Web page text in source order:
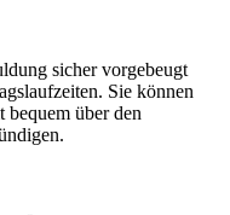
sicher vorgebeugt
Sie können
über den